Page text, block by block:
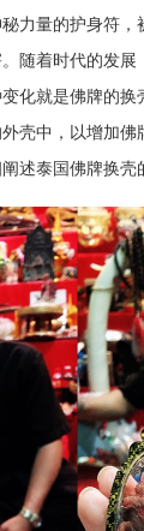
力量的护身符，
随着时代的发展
化就是佛牌的换
壳中，以增加佛
述泰国佛牌换壳